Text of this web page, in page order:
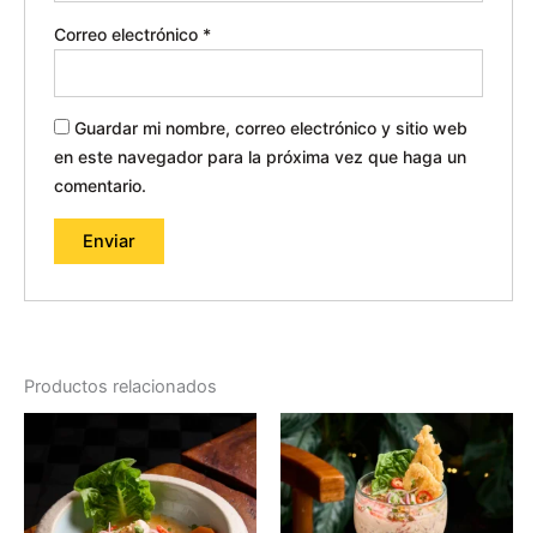
Correo electrónico *
Guardar mi nombre, correo electrónico y sitio web
en este navegador para la próxima vez que haga un
comentario.
Productos relacionados